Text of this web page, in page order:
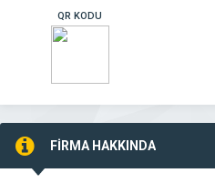
QR KODU
FİRMA HAKKINDA